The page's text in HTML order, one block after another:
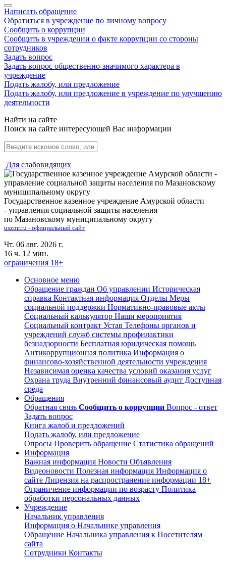
Написать обращение
Обратиться в учреждение по личному вопросу
Сообщить о коррупции
Сообщить в учреждении о факте коррупции со стороны
сотрудников
Задать вопрос
Задать вопрос общественно-значимого характера в
учреждение
Подать жалобу, или предложение
Подать жалобу, или предложение в учреждение по улучшению
деятельности
Найти на сайте
Поиск на сайте интересующей Вас информации
Для слабовидящих
Государственное казенное учреждение Амурской области
- управления социальной защиты населения
по Мазановскому муниципальному округу
uszmr.ru - официальный сайт
Чт. 06 авг. 2026 г.
16 ч. 12 мин.
ограничения 18+
Основное меню
Обращение граждан Об управлении Историческая
справка Контактная информация Отделы Меры
социальной поддержки Нормативно-правовые акты
Социальный калькулятор Наши мероприятия
Социальный контракт Устав Телефоны органов и
учреждений служб системы профилактики
безнадзорности Бесплатная юридическая помощь
Антикоррупционная политика Информация о
финансово-хозяйственной деятельности учреждения
Независимая оценка качества условий оказания услуг
Охрана труда Внутренний финансовый аудит Доступная
среда
Обращения
Обратная связь Сообщить о коррупции Вопрос - ответ
Задать вопрос
Книга жалоб и предложений
Подать жалобу, или предложение
Опросы Проверить обращение Статистика обращений
Информация
Важная информация Новости Объявления
Видеоновости Полезная информация Информация о
сайте Лицензия на распространение информации 18+
Ограничение информации по возрасту Политика
обработки персональных данных
Учреждение
Начальник управления
Информация о Начальнике управления
Обращение Начальника управления к Посетителям
сайта
Сотрудники Контакты